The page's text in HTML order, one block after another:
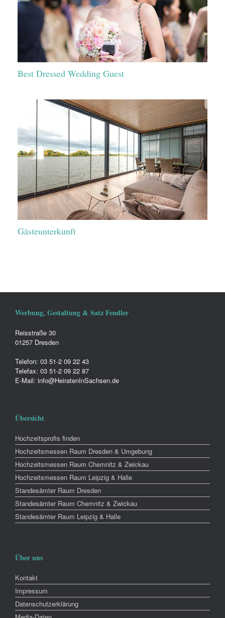
Best Dressed Wedding Guest
Gästeunterkunft
Werbung, Gestaltung & Satz Fendler
Reisstraße 30
01257 Dresden
Telefon: 03 51-2 09 22 43
Telefax: 03 51-2 09 22 87
E-Mail: info@HeiratenInSachsen.de
Übersicht
Hochzeitsprofis finden
Hochzeitsmessen Raum Dresden & Umgebung
Hochzeitsmessen Raum Chemnitz & Zwickau
Hochzeitsmessen Raum Leipzig & Halle
Standesämter Raum Dresden
Standesämter Raum Chemnitz & Zwickau
Standesämter Raum Leipzig & Halle
Über uns
Kontakt
Impressum
Datenschutzerklärung